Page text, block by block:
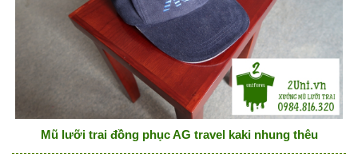
Mũ lưỡi trai đồng phục AG travel kaki nhung thêu